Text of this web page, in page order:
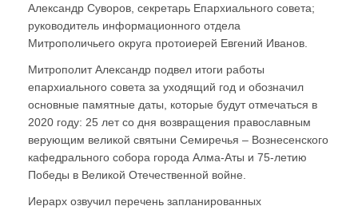
Александр Суворов, секретарь Епархиального совета;
руководитель информационного отдела
Митрополичьего округа протоиерей Евгений Иванов.
Митрополит Александр подвел итоги работы
епархиального совета за уходящий год и обозначил
основные памятные даты, которые будут отмечаться в
2020 году: 25 лет со дня возвращения православным
верующим великой святыни Семиречья – Вознесенского
кафедрального собора города Алма-Аты и 75-летию
Победы в Великой Отечественной войне.
Иерарх озвучил перечень запланированных